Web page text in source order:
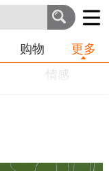
职业
购物 更多
情感